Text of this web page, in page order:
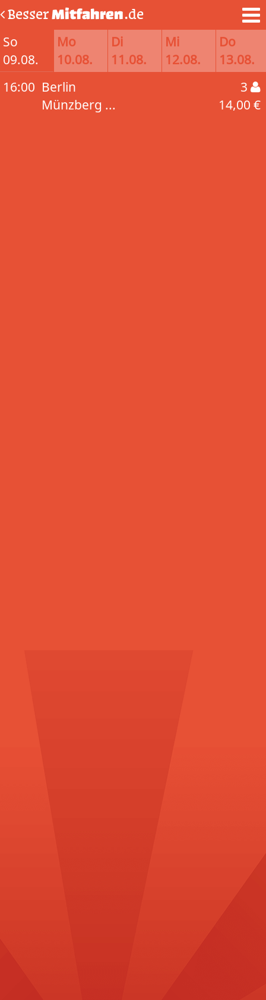
BesserMitfahren.de
So
09.08.
Mo
10.08.
Di
11.08.
Mi
12.08.
Do
13.08.
16:00 Berlin
Münzberg ...
3
14,00 €